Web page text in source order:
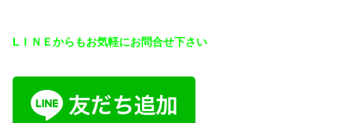
LＩＮＥからもお気軽にお問合せ下さい